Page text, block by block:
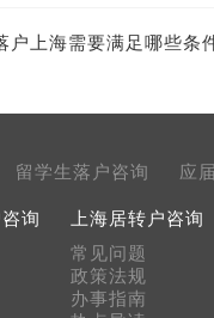
户上海需要满足哪些条
留学生落户咨询 应
询
上海居转户咨询
常见问题
政策法规
办事指南